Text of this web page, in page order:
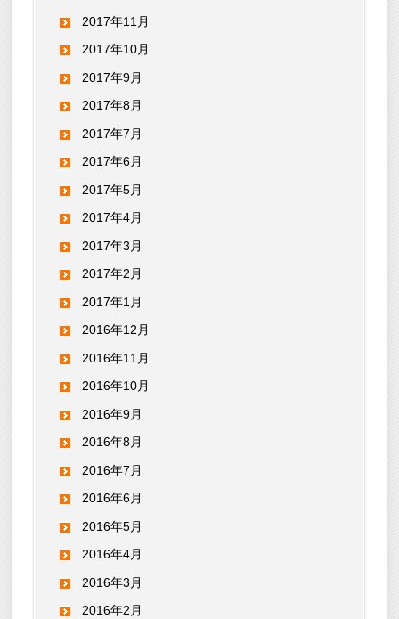
2017年11月
2017年10月
2017年9月
2017年8月
2017年7月
2017年6月
2017年5月
2017年4月
2017年3月
2017年2月
2017年1月
2016年12月
2016年11月
2016年10月
2016年9月
2016年8月
2016年7月
2016年6月
2016年5月
2016年4月
2016年3月
2016年2月